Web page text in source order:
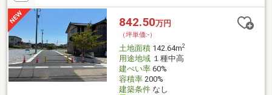
842.50万円
（坪単価:-）
土地面積142.64m2
用途地域１種中高
建ぺい率60%
容積率200%
建築条件なし